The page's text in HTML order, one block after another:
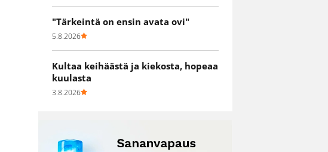
"Tärkeintä on ensin avata ovi"
5.8.2026
Kultaa keihäästä ja kiekosta, hopeaa
kuulasta
3.8.2026